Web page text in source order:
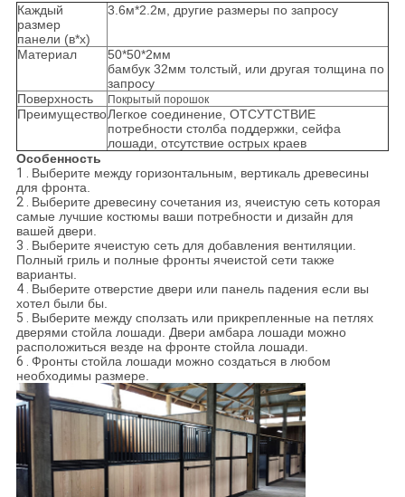
Каждый
размер
панели (в*х)
3.6м*2.2м, другие размеры по запросу
Материал
50*50*2мм
бамбук 32мм толстый, или другая толщина по
запросу
Поверхность
Покрытый порошок
ПреимуществоЛегкое соединение, ОТСУТСТВИЕ
потребности столба поддержки, сейфа
лошади, отсутствие острых краев
Особенность
1 . Выберите между горизонтальным, вертикаль древесины
для фронта.
2 . Выберите древесину сочетания из, ячеистую сеть которая
самые лучшие костюмы ваши потребности и дизайн для
вашей двери.
3 . Выберите ячеистую сеть для добавления вентиляции.
Полный гриль и полные фронты ячеистой сети также
варианты.
4 . Выберите отверстие двери или панель падения если вы
хотел были бы.
5 . Выберите между сползать или прикрепленные на петлях
дверями стойла лошади. Двери амбара лошади можно
расположиться везде на фронте стойла лошади.
6 . Фронты стойла лошади можно создаться в любом
необходимы размере.